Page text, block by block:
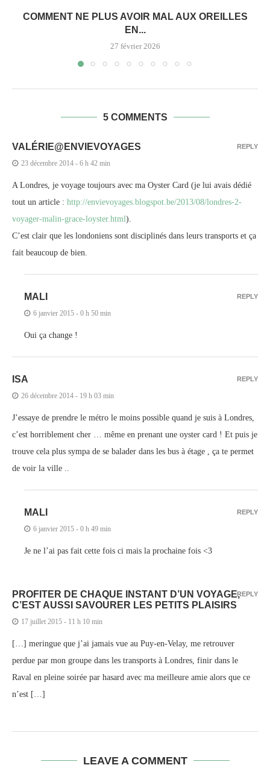
COMMENT NE PLUS AVOIR MAL AUX OREILLES
EN...
27 février 2026
5 COMMENTS
VALÉRIE@ENVIEVOYAGES
23 décembre 2014 - 6 h 42 min
A Londres, je voyage toujours avec ma Oyster Card (je lui avais dédié
tout un article : http://envievoyages.blogspot.be/2013/08/londres-2-
voyager-malin-grace-loyster.html).
C’est clair que les londoniens sont disciplinés dans leurs transports et ça
fait beaucoup de bien.
REPLY
MALI
6 janvier 2015 - 0 h 50 min
Oui ça change !
REPLY
ISA
26 décembre 2014 - 19 h 03 min
J’essaye de prendre le métro le moins possible quand je suis à Londres,
c’est horriblement cher … même en prenant une oyster card ! Et puis je
trouve cela plus sympa de se balader dans les bus à étage , ça te permet
de voir la ville ..
REPLY
MALI
6 janvier 2015 - 0 h 49 min
Je ne l’ai pas fait cette fois ci mais la prochaine fois <3
REPLY
PROFITER DE CHAQUE INSTANT D’UN VOYAGE,
C’EST AUSSI SAVOURER LES PETITS PLAISIRS
17 juillet 2015 - 11 h 10 min
[…] meringue que j’ai jamais vue au Puy-en-Velay, me retrouver
perdue par mon groupe dans les transports à Londres, finir dans le
Raval en pleine soirée par hasard avec ma meilleure amie alors que ce
n’est […]
REPLY
LEAVE A COMMENT